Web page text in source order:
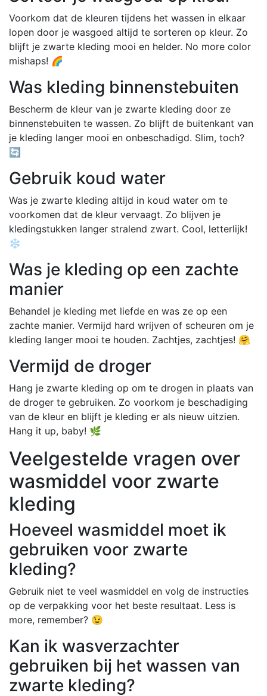
Voorkom dat de kleuren tijdens het wassen in elkaar
lopen door je wasgoed altijd te sorteren op kleur. Zo
blijft je zwarte kleding mooi en helder. No more color
mishaps! 🌈
Was kleding binnenstebuiten
Bescherm de kleur van je zwarte kleding door ze
binnenstebuiten te wassen. Zo blijft de buitenkant van
je kleding langer mooi en onbeschadigd. Slim, toch?
🔄
Gebruik koud water
Was je zwarte kleding altijd in koud water om te
voorkomen dat de kleur vervaagt. Zo blijven je
kledingstukken langer stralend zwart. Cool, letterlijk!
❄️
Was je kleding op een zachte
manier
Behandel je kleding met liefde en was ze op een
zachte manier. Vermijd hard wrijven of scheuren om je
kleding langer mooi te houden. Zachtjes, zachtjes! 🤗
Vermijd de droger
Hang je zwarte kleding op om te drogen in plaats van
de droger te gebruiken. Zo voorkom je beschadiging
van de kleur en blijft je kleding er als nieuw uitzien.
Hang it up, baby! 🌿
Veelgestelde vragen over
wasmiddel voor zwarte
kleding
Hoeveel wasmiddel moet ik
gebruiken voor zwarte
kleding?
Gebruik niet te veel wasmiddel en volg de instructies
op de verpakking voor het beste resultaat. Less is
more, remember? 😉
Kan ik wasverzachter
gebruiken bij het wassen van
zwarte kleding?